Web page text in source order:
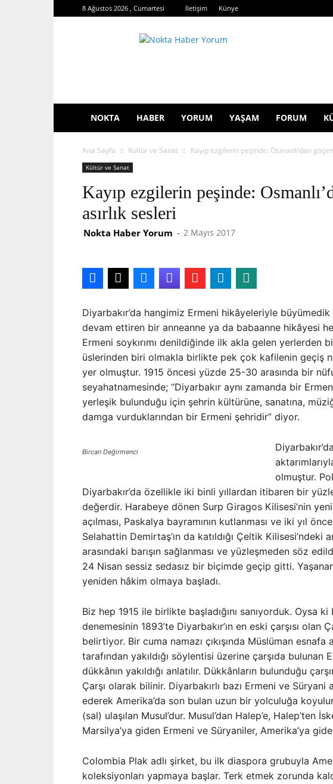
8 Ağustos 2026 , Cumartesi İletişim Künye
NOKTA HABER YORUM YAŞAM FORUM
Ana Sayfa Kültür ve Sanat Kayıp ezgilerin peşinde: Osmanlı’dan
Kültür ve Sanat
Kayıp ezgilerin peşinde:
asırlık sesleri
Nokta Haber Yorum - 2 Mayıs 2017
Diyarbakır’da hangimiz Ermeni hikâyeleriyle büyümedik
devam ettiren bir anneanne ya da babaanne hikâyesi
Ermeni soykırımı denildiğinde ilk akla gelen yerlerden
üslerinden biri olmakla birlikte pek çok kafilenin geçiş
yer olmuştur. 1915 öncesi yüzde 25-30 arasında bir
seyahatnamesinde; “Diyarbakır aynı zamanda bir
yerleşik bulunduğu için şehrin kültürüne, sanatına,
damga vurduklarından bir Ermeni şehridir” diyor.
Bircan Değirmenci
olmuştur.
Diyarbakır’da özellikle iki binli yıllardan itibaren bir
değerdir. Harabeye dönen Surp Giragos Kilisesi’nin
açılması, Paskalya bayramının kutlanması ve iki yıl
Selahattin Demirtaş’ın da katıldığı Çeltik
arasındaki barışın sağlanması ve yüzleşmeden söz
24 Nisan sessiz sedasız bir biçimde geçip gitti.
yeniden hâkim olmaya başladı.
Biz hep 1915 ile birlikte başladığını sanıyorduk. Oysa
denemesinin 1893’te Diyarbakır’ın en eski çarşısı olan
belirtiyor. Bir cuma namazı çıkışında Müslüman
tarafından yakıldığı söylentisi üzerine çarşıda
dükkânın yakıldığı anlatılır. Dükkânların bulunduğu
Çarşı olarak bilinir. Diyarbakırlı bazı Ermeni ve
ederek Amerika’da son bulan uzun bir yolculuğa
(sal) ulaşılan Musul’dur. Musul’dan Halep’e, Halep’ten
Marsilya’ya giden Ermeni ve Süryaniler, Amerika’ya
Colombia Plak adlı şirket, bu ilk diaspora grubuyla
koleksiyonları yapmaya başlar. Terk etmek zorunda